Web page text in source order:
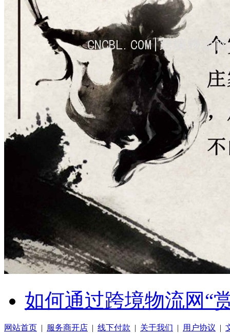
如何通过跨境物流网“
网站首页 | 服务商开店 | 线下付款 | 关于我们 | 用户协议 |